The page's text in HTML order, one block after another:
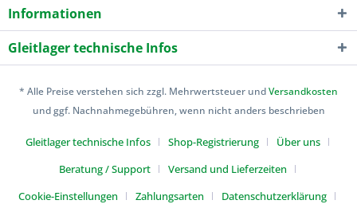
Informationen
Gleitlager technische Infos
* Alle Preise verstehen sich zzgl. Mehrwertsteuer undVersandkosten
und ggf. Nachnahmegebühren, wenn nicht anders beschrieben
Gleitlager technische Infos Shop-Registrierung
Über uns
Beratung / Support
Versand und Lieferzeiten
Cookie-Einstellungen
Zahlungsarten Datenschutzerklärung